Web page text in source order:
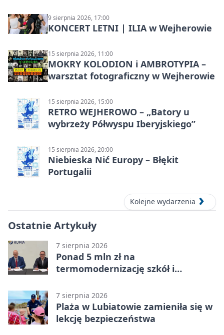
9 sierpnia 2026, 17:00
KONCERT LETNI | ILIA w Wejherowie
15 sierpnia 2026, 11:00
MOKRY KOLODION i AMBROTYPIA –
warsztat fotograficzny w Wejherowie
15 sierpnia 2026, 15:00
RETRO WEJHEROWO – „Batory u
wybrzeży Półwyspu Iberyjskiego”
15 sierpnia 2026, 20:00
Niebieska Nić Europy – Błękit
Portugalii
Kolejne wydarzenia
Ostatnie Artykuły
7 sierpnia 2026
Ponad 5 mln zł na
termomodernizację szkół i
7 sierpnia 2026
Plaża w Lubiatowie zamieniła się w
lekcję bezpieczeństwa